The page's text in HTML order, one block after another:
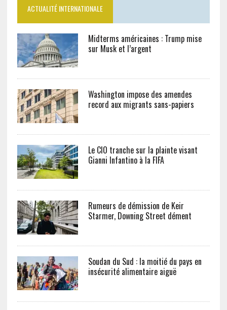
ACTUALITÉ INTERNATIONALE
Midterms américaines : Trump mise
sur Musk et l’argent
Washington impose des amendes
record aux migrants sans-papiers
Le CIO tranche sur la plainte visant
Gianni Infantino à la FIFA
Rumeurs de démission de Keir
Starmer, Downing Street dément
Soudan du Sud : la moitié du pays en
insécurité alimentaire aiguë